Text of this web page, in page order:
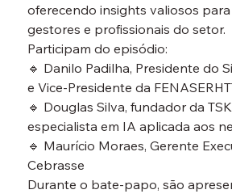
oferecendo insights valiosos
gestores e profissionais do setor.
Participam do episódio:
🔹 Danilo Padilha, Presidente do
e Vice-Presidente da
🔹 Douglas Silva, fundador da
especialista em IA aplicada aos
🔹 Maurício Moraes, Gerente
Cebrasse
Durante o bate-papo, são